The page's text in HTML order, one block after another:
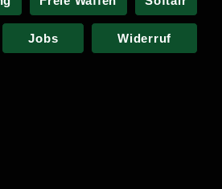
Jobs Widerruf